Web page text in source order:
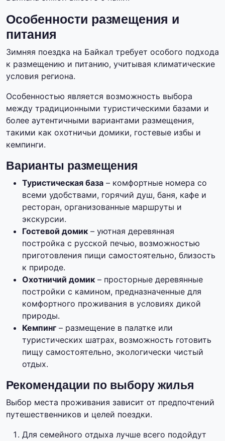
Особенности размещения и
питания
Зимняя поездка на Байкал требует особого подхода
к размещению и питанию, учитывая климатические
условия региона.
Особенностью является возможность выбора
между традиционными туристическими базами и
более аутентичными вариантами размещения,
такими как охотничьи домики, гостевые избы и
кемпинги.
Варианты размещения
Туристическая база – комфортные номера со
всеми удобствами, горячий душ, баня, кафе и
ресторан, организованные маршруты и
экскурсии.
Гостевой домик – уютная деревянная
постройка с русской печью, возможностью
приготовления пищи самостоятельно, близость
к природе.
Охотничий домик – просторные деревянные
постройки с камином, предназначенные для
комфортного проживания в условиях дикой
природы.
Кемпинг – размещение в палатке или
туристических шатрах, возможность готовить
пищу самостоятельно, экологически чистый
отдых.
Рекомендации по выбору жилья
Выбор места проживания зависит от предпочтений
путешественников и целей поездки.
Для семейного отдыха лучше всего подойдут